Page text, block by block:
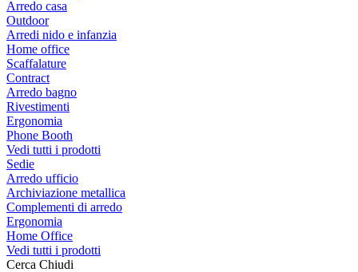
Arredo casa
Outdoor
Arredi nido e infanzia
Home office
Scaffalature
Contract
Arredo bagno
Rivestimenti
Ergonomia
Phone Booth
Vedi tutti i prodotti
Sedie
Arredo ufficio
Archiviazione metallica
Complementi di arredo
Ergonomia
Home Office
Vedi tutti i prodotti
Cerca Chiudi